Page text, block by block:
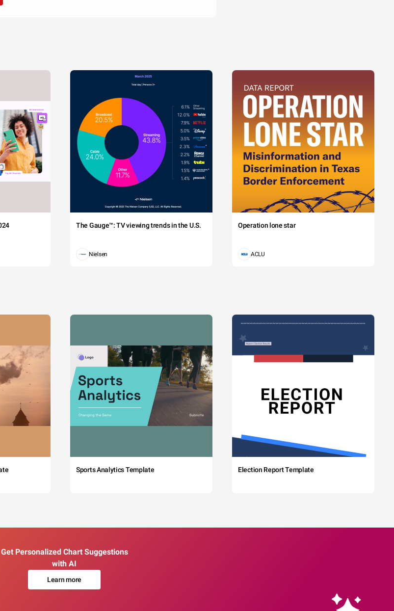
The Gauge™: TV viewing trends in the U.S.
Nielsen
Operation lone star
ACLU
Sports Analytics Template Election Report Template
Get Personalized Chart Suggestions
with AI
Learn more